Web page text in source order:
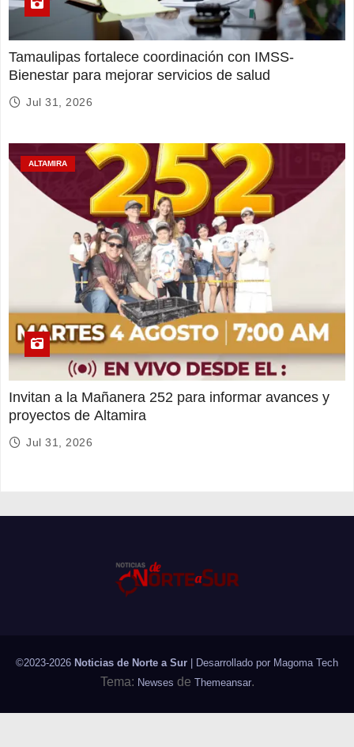
Tamaulipas fortalece coordinación con IMSS-
Bienestar para mejorar servicios de salud
Jul 31, 2026
ALTAMIRA
Invitan a la Mañanera 252 para informar avances y
proyectos de Altamira
Jul 31, 2026
©2023-2026 Noticias de Norte a Sur | Desarrollado por Magoma Tech
Tema: Newses de Themeansar.